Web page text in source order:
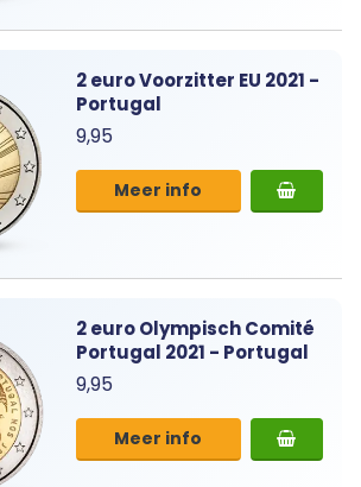
2 euro Voorzitter EU 2021 -
Portugal
9,95
Meer info
2 euro Olympisch Comité
Portugal 2021 - Portugal
9,95
Meer info